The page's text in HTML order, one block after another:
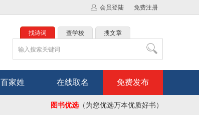
免费注册
会员登陆
找诗词 查学校 搜文章
百家姓 在线取名 免费发布
图书优选（为您优选万本优质好书）